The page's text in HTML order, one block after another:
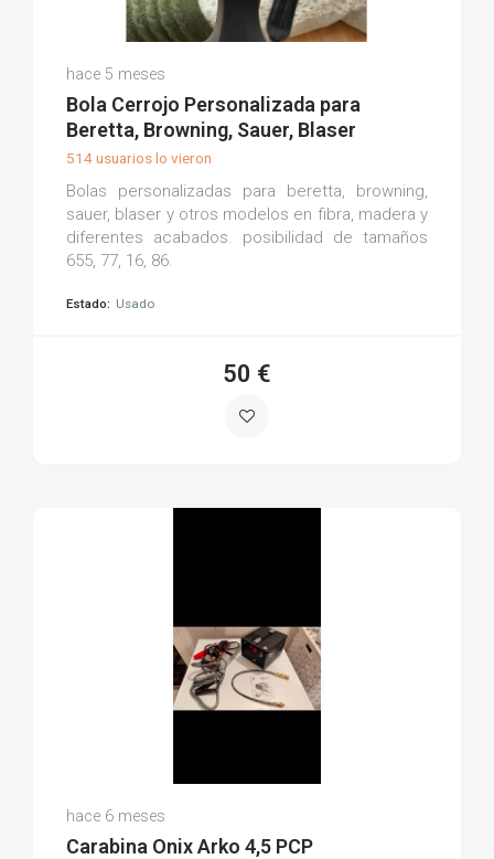
hace 5 meses
Bola Cerrojo Personalizada para
Beretta, Browning, Sauer, Blaser
514 usuarios lo vieron
Bolas personalizadas para beretta, browning,
sauer, blaser y otros modelos en fibra, madera y
diferentes acabados. posibilidad de tamaños
655, 77, 16, 86.
Estado: Usado
50 €
(0)
hace 6 meses
Carabina Onix Arko 4,5 PCP